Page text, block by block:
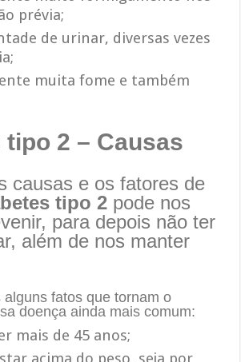
prévia;
de urinar, diversas vezes
muita fome e também
tipo 2 – Causas
causas e os fatores de
tipo 2 pode nos
para depois não ter
além de nos manter
fatos que tornam o
doença ainda mais comum:
mais de 45 anos;
acima do peso, seja por